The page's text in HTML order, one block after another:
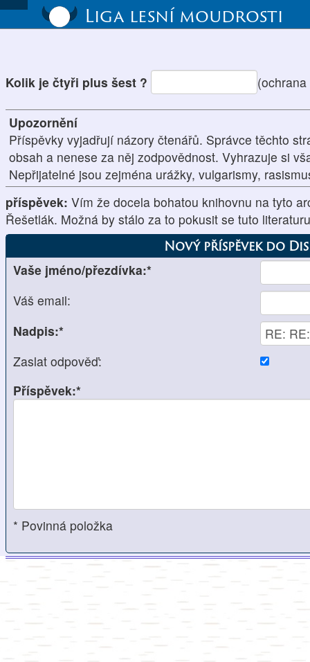
Liga lesní moudrosti
Kolik je čtyři plus šest ?
Upozornění
Příspěvky vyjadřují názory čtenářů. Správce těchto
obsah a nenese za něj zodpovědnost. Vyhrazuje si
Nepřijatelné jsou zejména urážky, vulgarismy,
příspěvek: Vím že docela bohatou knihovnu na tyto
Řešetlák. Možná by stálo za to pokusit se tuto
Nový příspěvek do
Vaše jméno/přezdívka:*
Váš email:
Nadpis:*
Zaslat odpověď:
Příspěvek:*
* Povinná položka